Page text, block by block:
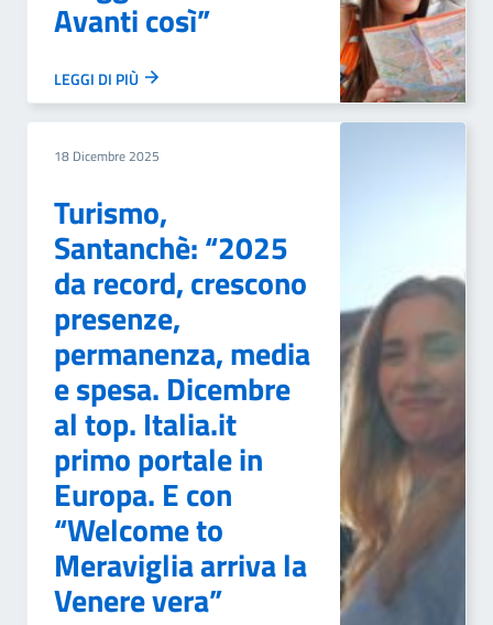
Avanti così”
LEGGI DI PIÙ
18 Dicembre 2025
Turismo,
Santanchè: “2025
da record, crescono
presenze,
permanenza, media
e spesa. Dicembre
al top. Italia.it
primo portale in
Europa. E con
“Welcome to
Meraviglia arriva la
Venere vera”